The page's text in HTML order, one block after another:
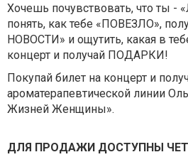
Хочешь почувствовать, что ты
понять, как тебе «ПОВЕЗЛО»,
НОВОСТИ» и ощутить, какая в
концерт и получай ПОДАРКИ!
Покупай билет на концерт и
ароматерапевтической линии
Жизней Женщины».
ДЛЯ ПРОДАЖИ ДОСТУПНЫ